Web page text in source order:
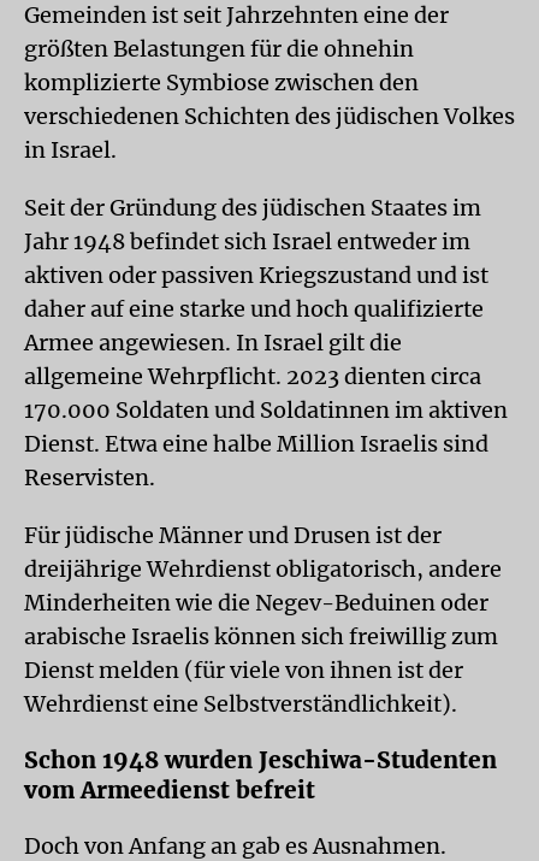
Gemeinden ist seit Jahrzehnten eine der
größten Belastungen für die ohnehin
komplizierte Symbiose zwischen den
verschiedenen Schichten des jüdischen Volkes
in Israel.
Seit der Gründung des jüdischen Staates im
Jahr 1948 befindet sich Israel entweder im
aktiven oder passiven Kriegszustand und ist
daher auf eine starke und hoch qualifizierte
Armee angewiesen. In Israel gilt die
allgemeine Wehrpflicht. 2023 dienten circa
170.000 Soldaten und Soldatinnen im aktiven
Dienst. Etwa eine halbe Million Israelis sind
Reservisten.
Für jüdische Männer und Drusen ist der
dreijährige Wehrdienst obligatorisch, andere
Minderheiten wie die Negev-Beduinen oder
arabische Israelis können sich freiwillig zum
Dienst melden (für viele von ihnen ist der
Wehrdienst eine Selbstverständlichkeit).
Schon 1948 wurden Jeschiwa-Studenten
vom Armeedienst befreit
Doch von Anfang an gab es Ausnahmen.